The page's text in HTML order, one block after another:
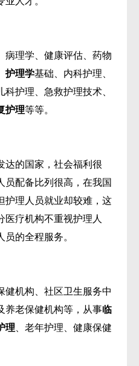
病理学、健康评估、药物
护理学基础、内科护理、
护理、急救护理技术、
护理等等。
达的国家，社会福利很
员配备比列很高，在我国
护理人员就业却较难，这
医疗机构不重视护理人
的全程服务。
健机构、社区卫生服务中
养老保健机构等，从事临
理 、老年护理、健康保健